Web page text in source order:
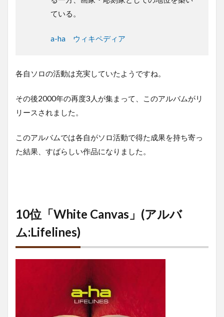
ている。
a-ha ウィキペディア
各自ソロの活動は充実していたようですね。
その後2000年の再度3人が集まって、このアルバムがリ
リースされました。
このアルバムでは各自がソロ活動で得た成果を持ち寄っ
た結果、すばらしい作品になりました。
10位「White Canvas」(アルバ
ム:Lifelines)